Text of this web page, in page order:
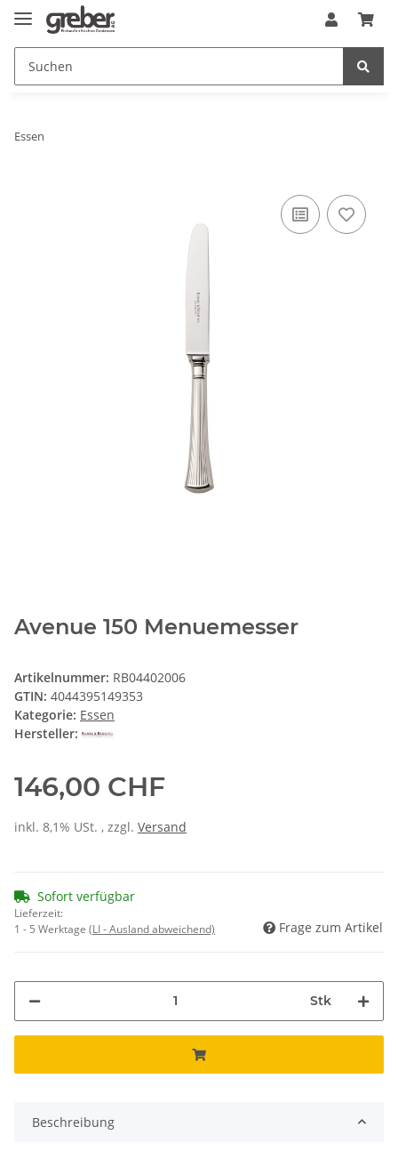
Essen
Avenue 150 Menuemesser
Artikelnummer: RB04402006
GTIN: 4044395149353
Kategorie: Essen
Hersteller:
146,00 CHF
inkl. 8,1% USt. , zzgl. Versand
Sofort verfügbar
Lieferzeit:
1 - 5 Werktage (LI - Ausland abweichend) Frage zum Artikel
Stk
Beschreibung